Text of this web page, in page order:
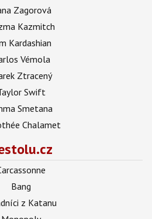
Zagorová
Kazmitch
Kardashian
Vémola
Ztracený
Swift
Smetana
Chalamet
Bang
z Katanu